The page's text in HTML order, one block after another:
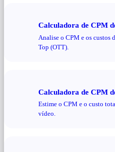
Calculadora de CPM
Analise o CPM e os custos
Top (OTT).
Calculadora de CPM
Estime o CPM e o custo
vídeo.